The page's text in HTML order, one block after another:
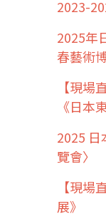
2023-
2025年
春藝術
【現場
《日本
2025 日
覽會〉
【現
展》